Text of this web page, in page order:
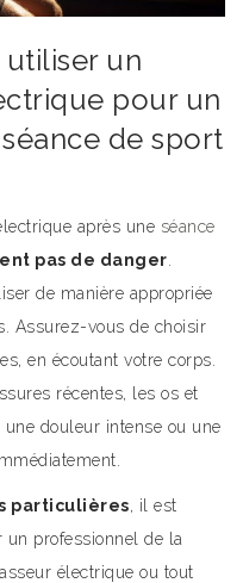
un
pour un
de sport
après une séance
pas de danger
de manière appropriée
Assurez-vous de choisir
en écoutant votre corps.
récentes, les os et
douleur intense ou une
particulières, il est
professionnel de la
électrique ou tout